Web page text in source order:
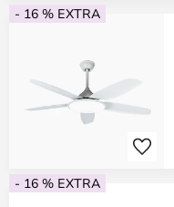
- 16 % EXTRA
- 16 % EXTRA